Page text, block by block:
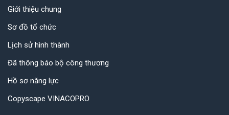
Giới thiệu chung
Sơ đồ tổ chức
Lịch sử hình thành
Đã thông báo bộ công thương
Hồ sơ năng lực
Copyscape VINACOPRO